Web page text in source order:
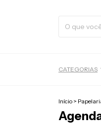
CATEGORIAS
Início >